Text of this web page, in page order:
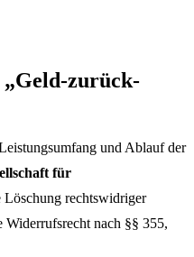
zurück-
und Ablauf der
für
rechtswidriger
nach §§ 355,